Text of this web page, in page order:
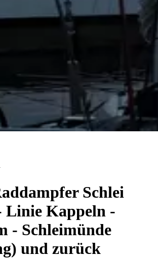
Schlei
Linie Kappeln -
- Schleimünde
und zurück